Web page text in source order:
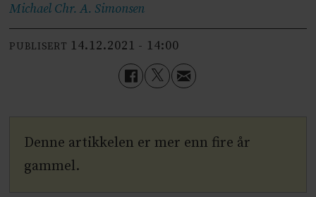
Michael Chr. A. Simonsen
PUBLISERT 14.12.2021 - 14:00
Denne artikkelen er mer enn fire år
gammel.